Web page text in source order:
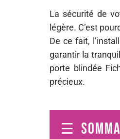
La sécurité de
légère. C’est
De ce fait,
garantir la
porte blindée
précieux.